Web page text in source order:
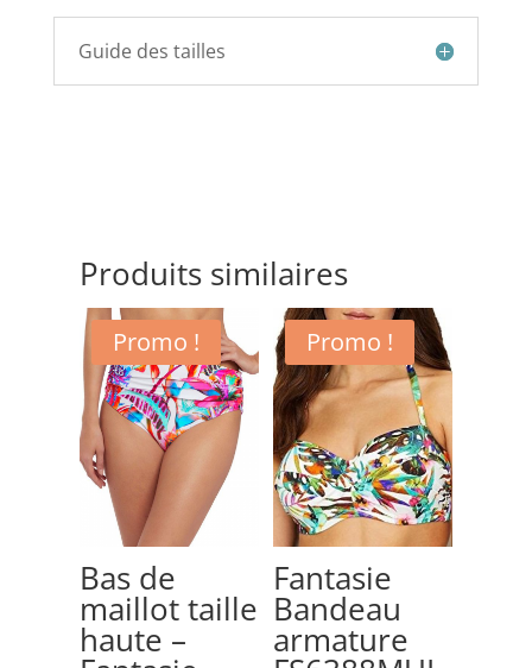
Guide des tailles
Produits similaires
Promo !
Bas de
maillot taille
haute –
Promo !
Fantasie
Bandeau
armature